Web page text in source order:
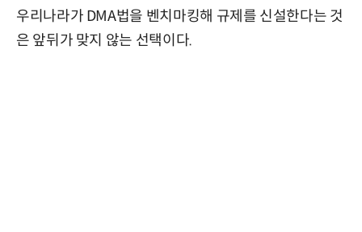
우리나라가 DMA법을 벤치마킹해 규제를 신설한다는 것
은 앞뒤가 맞지 않는 선택이다.